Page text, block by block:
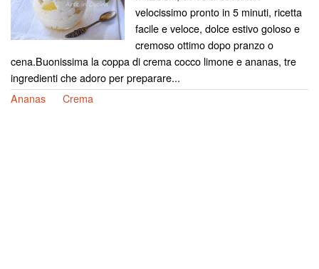
velocissimo pronto in 5 minuti, ricetta
facile e veloce, dolce estivo goloso e
cremoso ottimo dopo pranzo o
cena.Buonissima la coppa di crema cocco limone e ananas, tre
ingredienti che adoro per preparare...
Ananas
Crema